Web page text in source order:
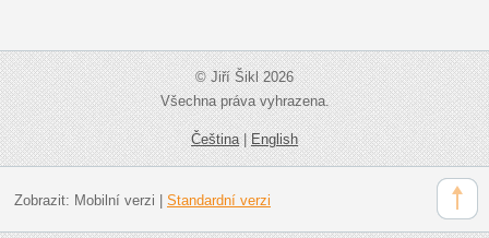
© Jiří Šikl 2026
Všechna práva vyhrazena.
Čeština|English
Zobrazit: Mobilní verzi Standardní verzi